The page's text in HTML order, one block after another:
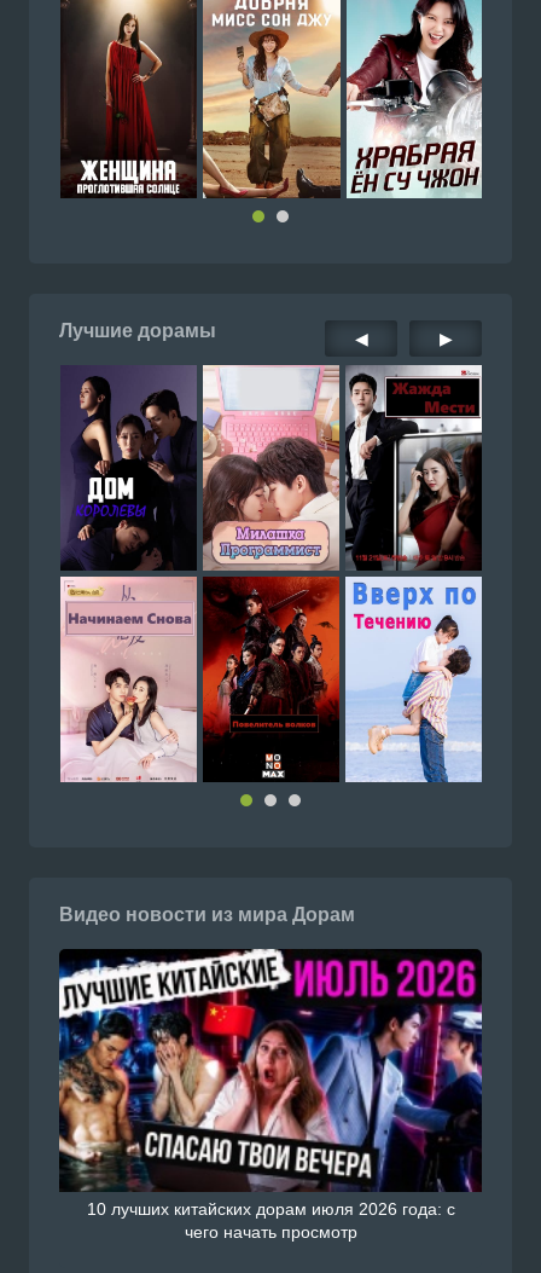
Лучшие дорамы ◀ ▶
Видео новости из мира Дорам
10 лучших китайских дорам июля 2026 года: с
чего начать просмотр